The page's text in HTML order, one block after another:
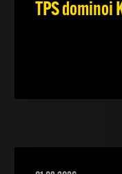
TPS dominoi